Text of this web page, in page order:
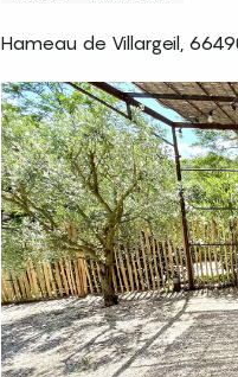
Hameau de Villargeil,